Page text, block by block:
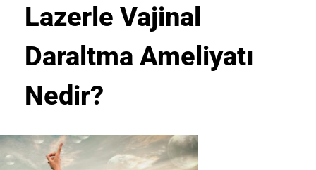
Lazerle Vajinal
Daraltma Ameliyatı
Nedir?